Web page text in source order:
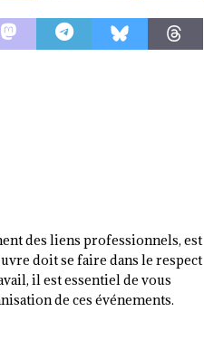
des liens professionnels, est
doit se faire dans le respect
il est essentiel de vous
de ces événements.